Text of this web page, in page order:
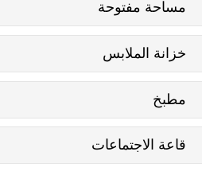
مساحة مفتوحة
خزانة الملابس
مطبخ
قاعة الاجتماعات